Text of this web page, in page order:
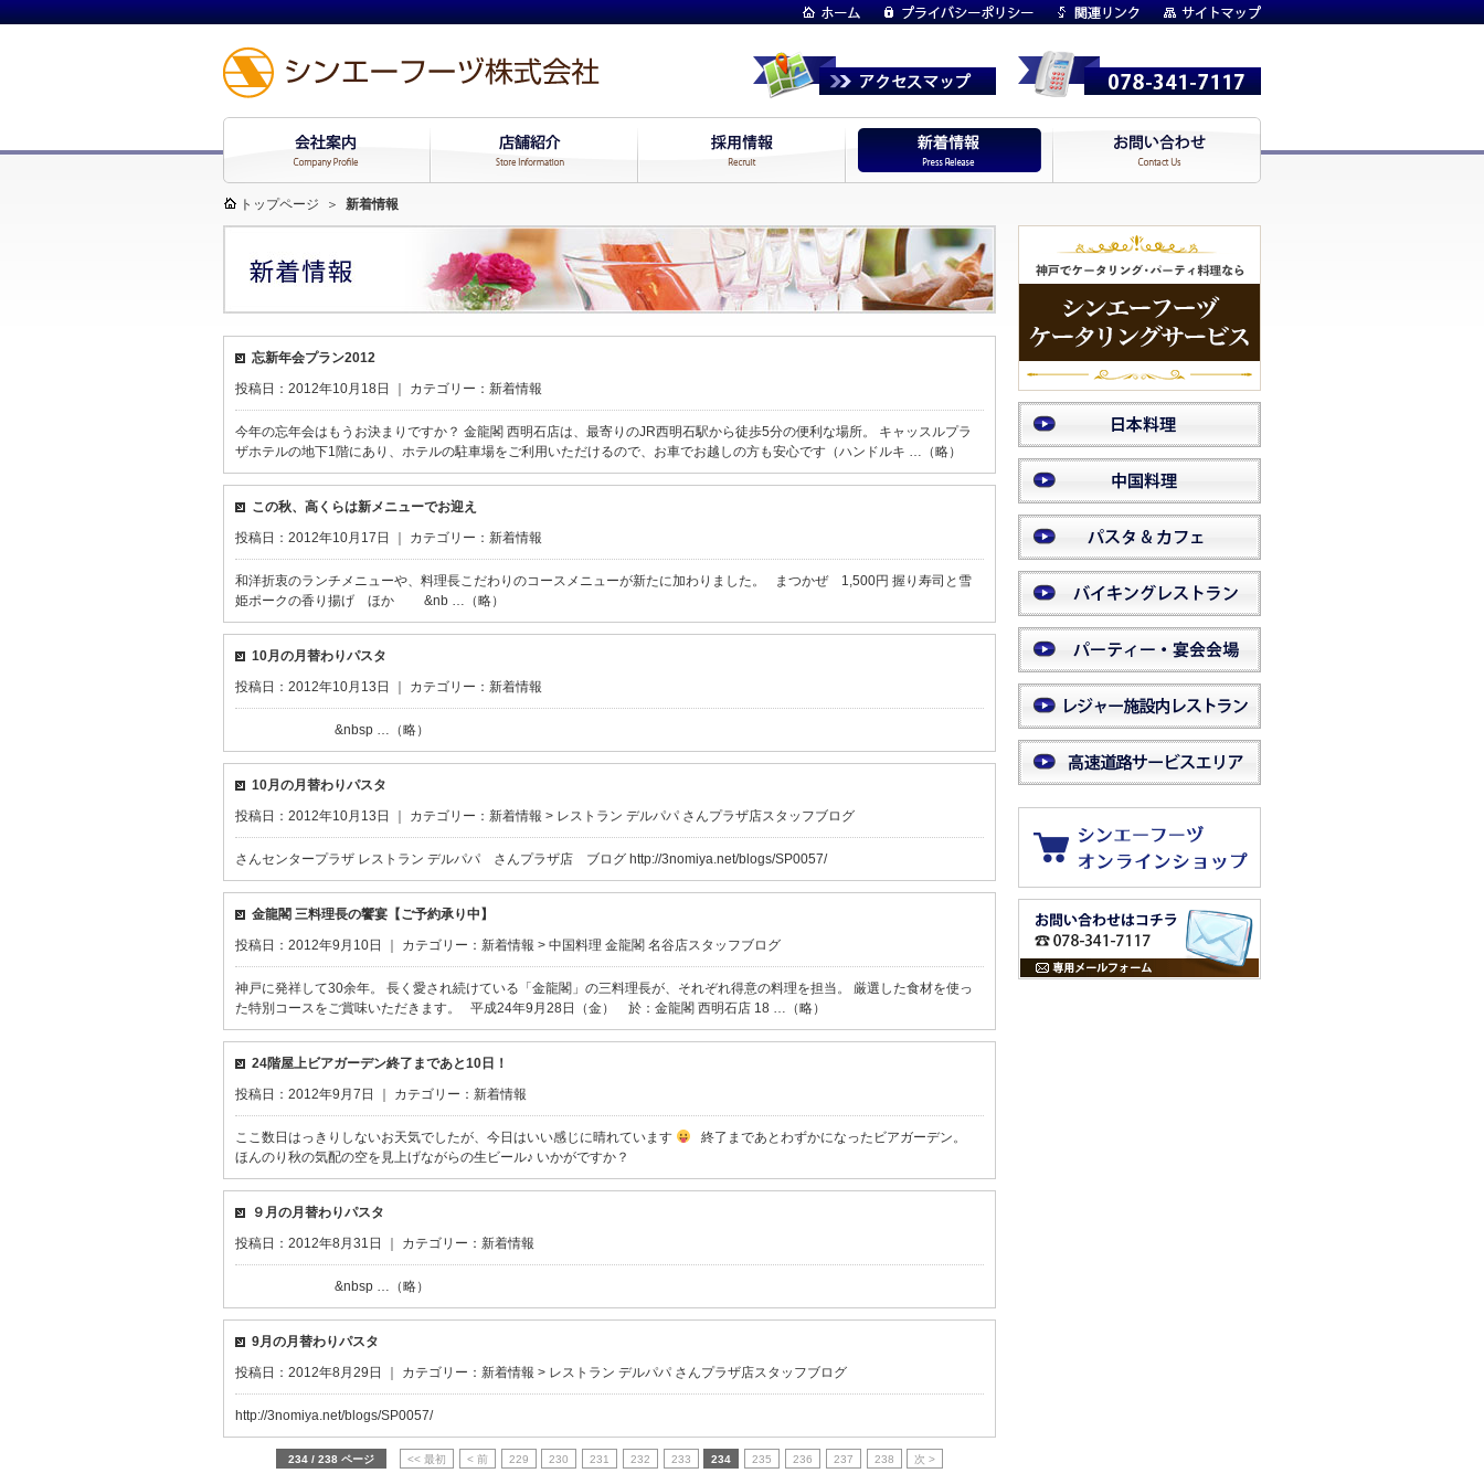
トップページ ＞ 新着情報
忘新年会プラン2012
投稿日：2012年10月18日 ｜ カテゴリー： 新着情報
今年の忘年会はもうお決まりですか？ 金龍閣 西明石店は、最寄りのJR西明石駅から徒歩5分の便利な場所。 キャッスルプラ
ザホテルの地下1階にあり、ホテルの駐車場をご利用いただけるので、お車でお越しの方も安心です（ハンドルキ …（略）
この秋、高くらは新メニューでお迎え
投稿日：2012年10月17日 ｜ カテゴリー： 新着情報
和洋折衷のランチメニューや、料理長こだわりのコースメニューが新たに加わりました。 まつかぜ 1,500円 握り寿司と雪
姫ポークの香り揚げ ほか &nb …（略）
10月の月替わりパスタ
投稿日：2012年10月13日 ｜ カテゴリー： 新着情報
&nbsp …（略）
10月の月替わりパスタ
投稿日：2012年10月13日 ｜ カテゴリー： 新着情報 > レストラン デルパパ さんプラザ店スタッフブログ
さんセンタープラザ レストラン デルパパ さんプラザ店 ブログ http://3nomiya.net/blogs/SP0057/
金龍閣 三料理長の饗宴【ご予約承り中】
投稿日：2012年9月10日 ｜ カテゴリー： 新着情報 > 中国料理 金龍閣 名谷店スタッフブログ
神戸に発祥して30余年。 長く愛され続けている「金龍閣」の三料理長が、それぞれ得意の料理を担当。 厳選した食材を使っ
た特別コースをご賞味いただきます。 平成24年9月28日（金） 於：金龍閣 西明石店 18 …（略）
24階屋上ビアガーデン終了まであと10日！
投稿日：2012年9月7日 ｜ カテゴリー： 新着情報
ここ数日はっきりしないお天気でしたが、今日はいい感じに晴れています
終了まであとわずかになったビアガーデン。
ほんのり秋の気配の空を見上げながらの生ビール♪ いかがですか？
９月の月替わりパスタ
投稿日：2012年8月31日 ｜ カテゴリー： 新着情報
&nbsp …（略）
9月の月替わりパスタ
投稿日：2012年8月29日 ｜ カテゴリー： 新着情報 > レストラン デルパパ さんプラザ店スタッフブログ
http://3nomiya.net/blogs/SP0057/
234 / 238 ページ << 最初 < 前 229 230 231 232 233 234 235 236 237 238 次 >